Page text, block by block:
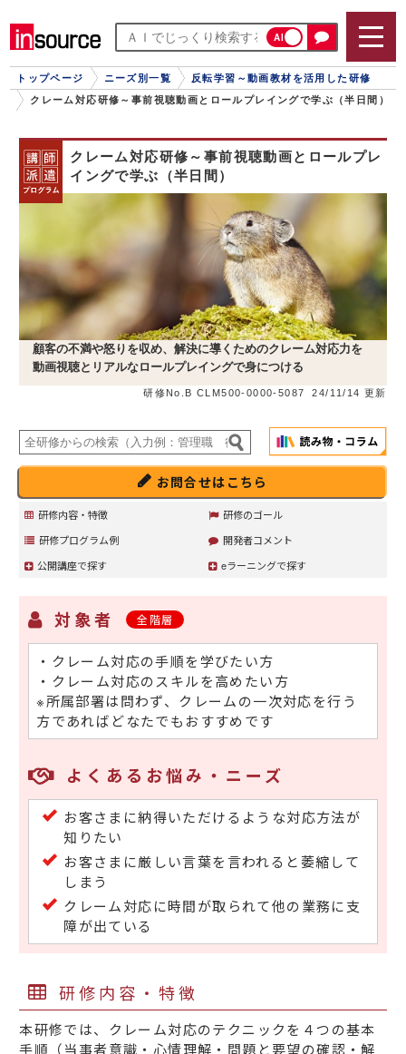
AI
トップページ ニーズ別一覧
反転学習～動画教材を活用した研修
クレーム対応研修～事前視聴動画とロールプレイングで学ぶ（半日間）
クレーム対応研修～事前視聴動画とロールプレ
イングで学ぶ（半日間）
顧客の不満や怒りを収め、解決に導くためのクレーム対応力を
動画視聴とリアルなロールプレイングで身につける
研修No.B CLM500-0000-5087 24/11/14 更新
お問合せはこちら
研修内容・特徴
研修のゴール
研修プログラム例
開発者コメント
公開講座で探す
eラーニングで探す
対象者 全階層
・クレーム対応の手順を学びたい方
・クレーム対応のスキルを高めたい方
※所属部署は問わず、クレームの一次対応を行う
方であればどなたでもおすすめです
よくあるお悩み・ニーズ
お客さまに納得いただけるような対応方法が
知りたい
お客さまに厳しい言葉を言われると萎縮して
しまう
クレーム対応に時間が取られて他の業務に支
障が出ている
研修内容・特徴
本研修では、クレーム対応のテクニックを４つの基本
手順（当事者意識・心情理解・問題と要望の確認・解